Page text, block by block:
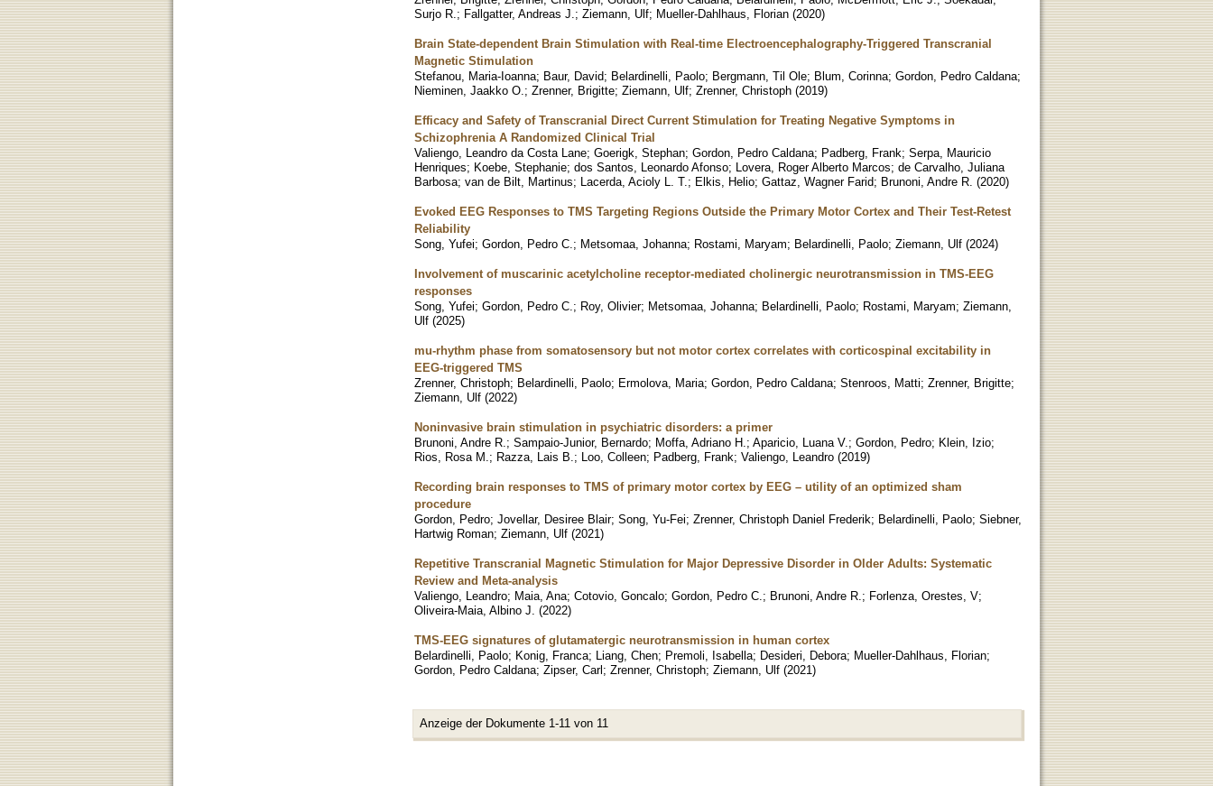
Surjo R. ; Fallgatter, Andreas J. ; Ziemann, Ulf; Mueller-Dahlhaus, Florian (2020)
Brain State-dependent Brain Stimulation with Real-time Electroencephalography-Triggered Transcranial
Magnetic Stimulation
Stefanou, Maria-Ioanna; Baur, David; Belardinelli, Paolo; Bergmann, Til Ole; Blum, Corinna; Gordon, Pedro Caldana;
Nieminen, Jaakko O. ; Zrenner, Brigitte; Ziemann, Ulf; Zrenner, Christoph (2019)
Efficacy and Safety of Transcranial Direct Current Stimulation for Treating Negative Symptoms in
Schizophrenia A Randomized Clinical Trial
Valiengo, Leandro da Costa Lane; Goerigk, Stephan; Gordon, Pedro Caldana; Padberg, Frank; Serpa, Mauricio
Henriques; Koebe, Stephanie; dos Santos, Leonardo Afonso; Lovera, Roger Alberto Marcos; de Carvalho, Juliana
Barbosa; van de Bilt, Martinus; Lacerda, Acioly L. T. ; Elkis, Helio; Gattaz, Wagner Farid; Brunoni, Andre R. (2020)
Evoked EEG Responses to TMS Targeting Regions Outside the Primary Motor Cortex and Their Test-Retest
Reliability
Song, Yufei; Gordon, Pedro C. ; Metsomaa, Johanna; Rostami, Maryam; Belardinelli, Paolo; Ziemann, Ulf (2024)
Involvement of muscarinic acetylcholine receptor-mediated cholinergic neurotransmission in TMS-EEG
responses
Song, Yufei; Gordon, Pedro C. ; Roy, Olivier; Metsomaa, Johanna; Belardinelli, Paolo; Rostami, Maryam; Ziemann,
Ulf (2025)
mu-rhythm phase from somatosensory but not motor cortex correlates with corticospinal excitability in
EEG-triggered TMS
Zrenner, Christoph; Belardinelli, Paolo; Ermolova, Maria; Gordon, Pedro Caldana; Stenroos, Matti; Zrenner, Brigitte;
Ziemann, Ulf (2022)
Noninvasive brain stimulation in psychiatric disorders: a primer
Brunoni, Andre R. ; Sampaio-Junior, Bernardo; Moffa, Adriano H. ; Aparicio, Luana V. ; Gordon, Pedro; Klein, Izio;
Rios, Rosa M. ; Razza, Lais B. ; Loo, Colleen; Padberg, Frank; Valiengo, Leandro (2019)
Recording brain responses to TMS of primary motor cortex by EEG – utility of an optimized sham
procedure
Gordon, Pedro; Jovellar, Desiree Blair; Song, Yu-Fei; Zrenner, Christoph Daniel Frederik; Belardinelli, Paolo; Siebner,
Hartwig Roman; Ziemann, Ulf (2021)
Repetitive Transcranial Magnetic Stimulation for Major Depressive Disorder in Older Adults: Systematic
Review and Meta-analysis
Valiengo, Leandro; Maia, Ana; Cotovio, Goncalo; Gordon, Pedro C. ; Brunoni, Andre R. ; Forlenza, Orestes, V;
Oliveira-Maia, Albino J. (2022)
TMS-EEG signatures of glutamatergic neurotransmission in human cortex
Belardinelli, Paolo; Konig, Franca; Liang, Chen; Premoli, Isabella; Desideri, Debora; Mueller-Dahlhaus, Florian;
Gordon, Pedro Caldana; Zipser, Carl; Zrenner, Christoph; Ziemann, Ulf (2021)
Anzeige der Dokumente 1-11 von 11